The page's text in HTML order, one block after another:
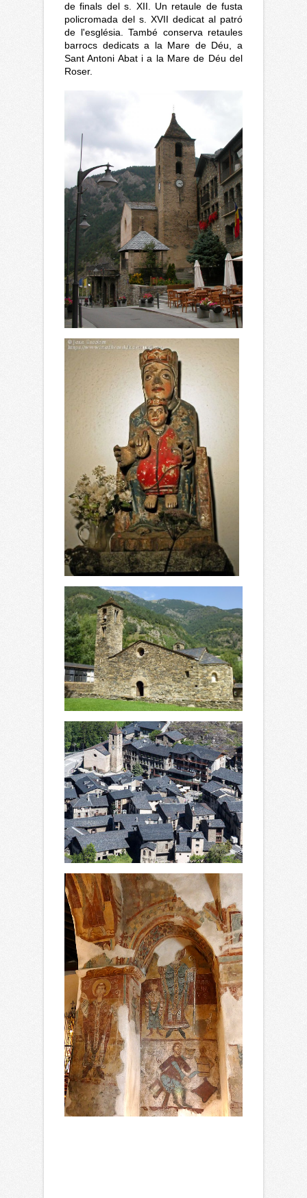
de finals del s. XII. Un retaule de fusta
policromada del s. XVII dedicat al patró
de l'església. També conserva retaules
barrocs dedicats a la Mare de Déu, a
Sant Antoni Abat i a la Mare de Déu del
Roser.